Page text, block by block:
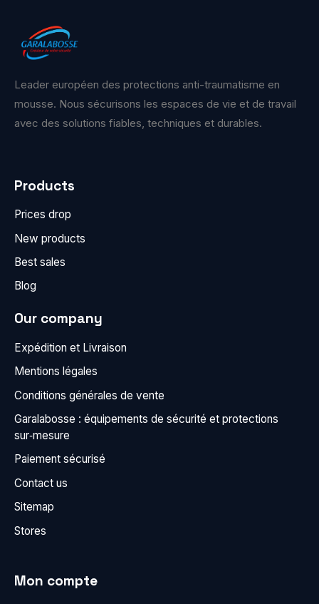
Leader européen des protections anti-traumatisme en
mousse. Nous sécurisons les espaces de vie et de travail
avec des solutions fiables, techniques et durables.
Products
Prices drop
New products
Best sales
Blog
Our company
Expédition et Livraison
Mentions légales
Conditions générales de vente
Garalabosse : équipements de sécurité et protections
sur‑mesure
Paiement sécurisé
Contact us
Sitemap
Stores
Mon compte